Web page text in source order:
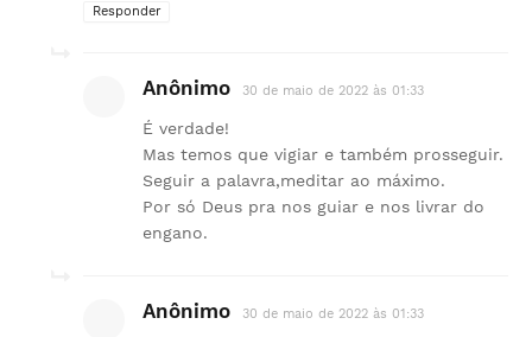
Responder
Anônimo 30 de maio de 2022 às 01:33
É verdade!
Mas temos que vigiar e também prosseguir.
Seguir a palavra,meditar ao máximo.
Por só Deus pra nos guiar e nos livrar do
engano.
Anônimo 30 de maio de 2022 às 01:33